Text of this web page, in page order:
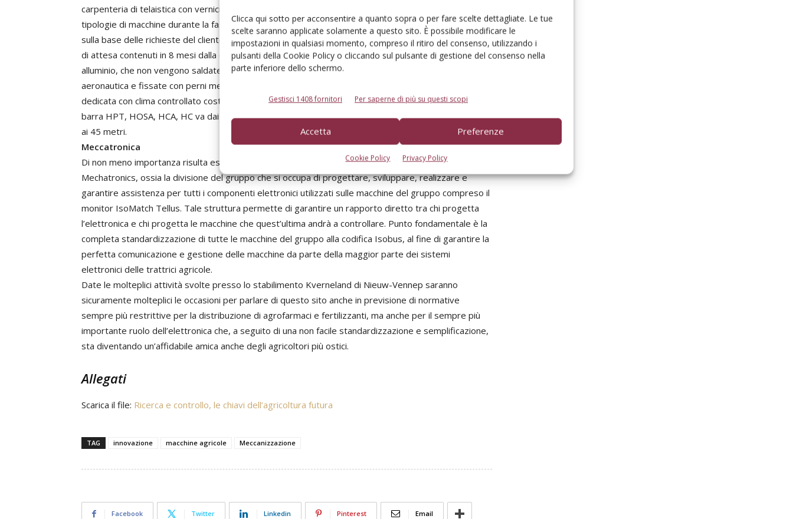
Clicca qui sotto per acconsentire a quanto sopra o per fare scelte dettagliate. Le tue
scelte saranno applicate solamente a questo sito. È possibile modificare le
impostazioni in qualsiasi momento, compreso il ritiro del consenso, utilizzando i
pulsanti della Cookie Policy o cliccando sul pulsante di gestione del consenso nella
parte inferiore dello schermo.
Gestisci 1408 fornitori Per saperne di più su questi scopi
Accetta Preferenze
Cookie Policy Privacy Policy
carpenteria di telaistica con verniciatura identica a quella usata per gli spandiconcime. In entrambe le
tipologie di macchine durante la fase di montaggio si procede alla personalizzazione della macchina
sulla base delle richieste del cliente, garantendo così un ottimo livello di personalizzazione con tempi
di attesa contenuti in 8 mesi dalla data dell’ordine. A garanzia del buon assemblaggio delle barre in
alluminio, che non vengono saldate nelle giunture, ma incollate con una speciale colla di derivazione
aeronautica e fissate con perni meccanici, è necessario che il procedimento avvenga in un’area
dedicata con clima controllato costantemente. In termini di larghezze di lavoro, per i modelli portati di
barra HPT, HOSA, HCA, HC va dai 15 ai 24 metri, mentre per i trainati HSS, HSA, HBWP vanno dai 18
ai 45 metri.
Meccatronica
Di non meno importanza risulta essere la presenza all’interno del sito produttivo della Kverneland
Mechatronics, ossia la divisione del gruppo che si occupa di progettare, sviluppare, realizzare e
garantire assistenza per tutti i componenti elettronici utilizzati sulle macchine del gruppo compreso il
monitor IsoMatch Tellus. Tale struttura permette di garantire un rapporto diretto tra chi progetta
l’elettronica e chi progetta le macchine che quest’ultima andrà a controllare. Punto fondamentale è la
completa standardizzazione di tutte le macchine del gruppo alla codifica Isobus, al fine di garantire la
perfetta comunicazione e gestione delle macchine da parte della maggior parte dei sistemi
elettronici delle trattrici agricole.
Date le molteplici attività svolte presso lo stabilimento Kverneland di Nieuw-Vennep saranno
sicuramente molteplici le occasioni per parlare di questo sito anche in previsione di normative
sempre più restrittive per la distribuzione di agrofarmaci e fertilizzanti, ma anche per il sempre più
importante ruolo dell’elettronica che, a seguito di una non facile standardizzazione e semplificazione,
sta diventando un’affidabile amica anche degli agricoltori più ostici.
Allegati
Scarica il file: Ricerca e controllo, le chiavi dell’agricoltura futura
TAG innovazione macchine agricole Meccanizzazione
Facebook Twitter Linkedin Pinterest Email